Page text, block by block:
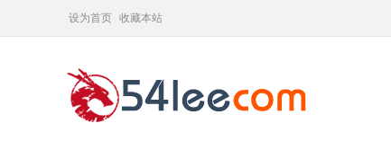
设为首页 收藏本站